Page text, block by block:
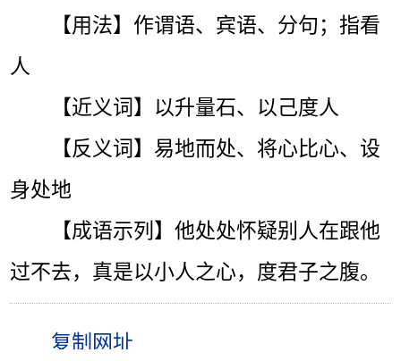
【用法】作谓语、宾语、分句；指看
人
【近义词】以升量石、以己度人
【反义词】易地而处、将心比心、设
身处地
【成语示列】他处处怀疑别人在跟他
过不去，真是以小人之心，度君子之腹。